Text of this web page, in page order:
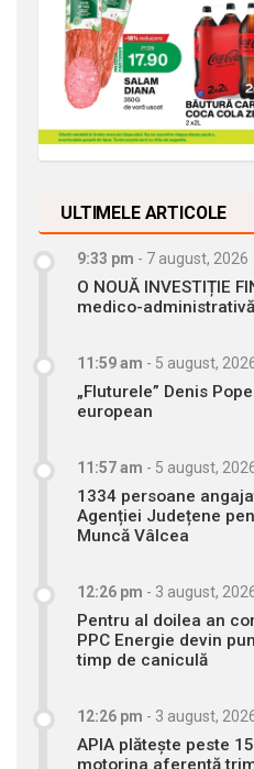
ULTIMELE ARTICOLE
9:33 pm - 7 august, 2026
O NOUĂ INVESTIȚIE
medico-administrativă
11:59 am - 5 august,
„Fluturele” Denis
european
11:57 am - 5 august,
1334 persoane
Agenției Județene
Muncă Vâlcea
12:26 pm - 3 august,
Pentru al doilea an
PPC Energie devin
timp de caniculă
12:26 pm - 3 august,
APIA plătește peste
motorina aferentă